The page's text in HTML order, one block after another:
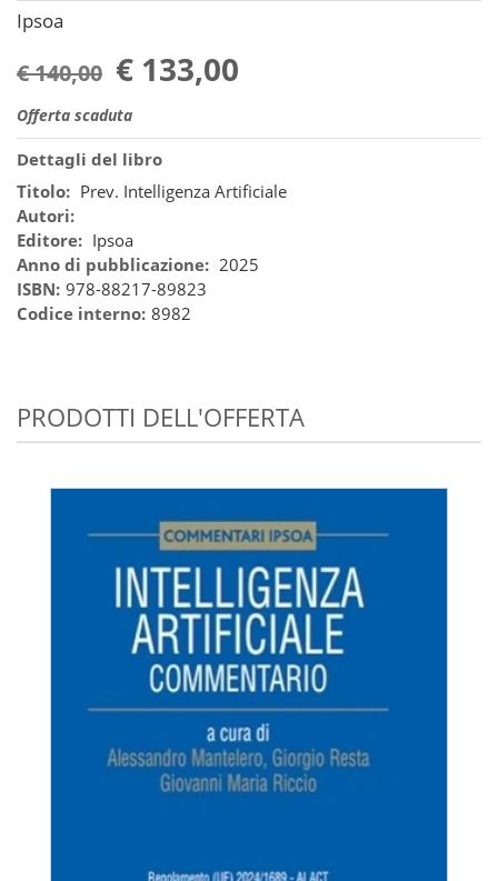
Ipsoa
€ 140,00 € 133,00
Offerta scaduta
Dettagli del libro
Titolo: Prev. Intelligenza Artificiale
Autori:
Editore: Ipsoa
Anno di pubblicazione: 2025
ISBN: 978-88217-89823
Codice interno: 8982
PRODOTTI DELL'OFFERTA